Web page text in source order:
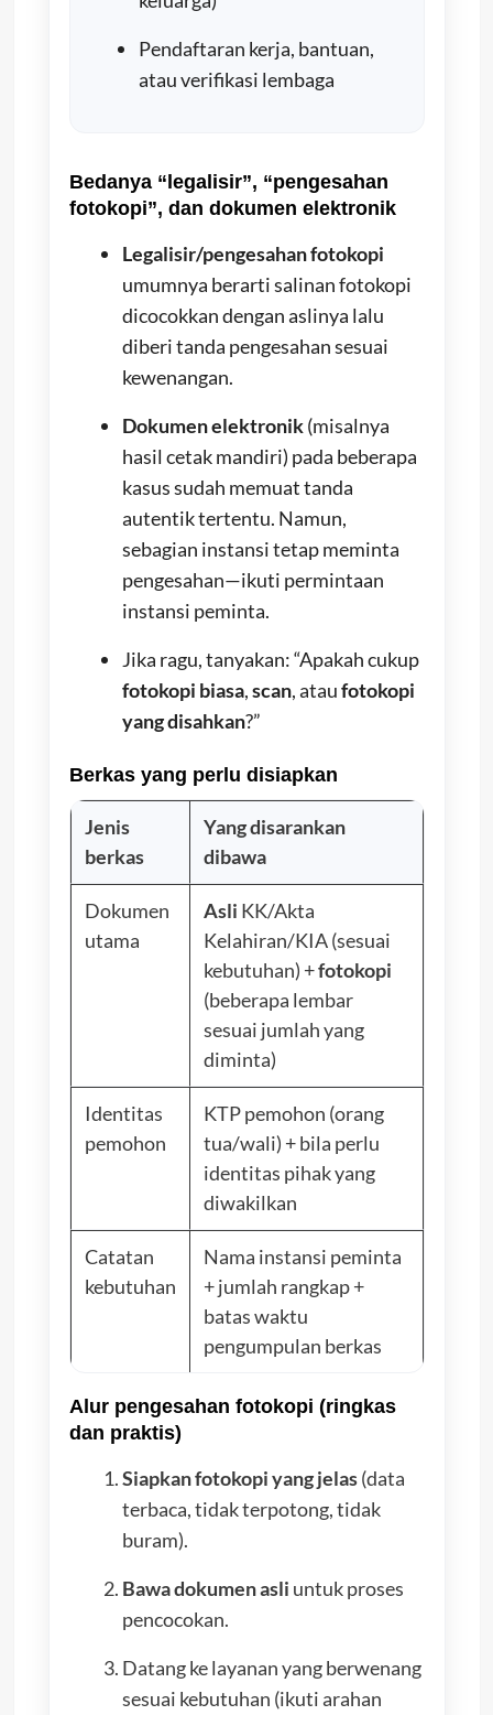
Pendaftaran kerja, bantuan,
atau verifikasi lembaga
Bedanya “legalisir”, “pengesahan
fotokopi”, dan dokumen elektronik
Legalisir/pengesahan fotokopi
umumnya berarti salinan fotokopi
dicocokkan dengan aslinya lalu
diberi tanda pengesahan sesuai
kewenangan.
Dokumen elektronik(misalnya
hasil cetak mandiri) pada beberapa
kasus sudah memuat tanda
autentik tertentu. Namun,
sebagian instansi tetap meminta
pengesahan—ikuti permintaan
instansi peminta.
Jika ragu, tanyakan: “Apakah cukup
fotokopi biasa,scan, ataufotokopi
yang disahkan?”
Berkas yang perlu disiapkan
Jenis
berkas
Yang disarankan
dibawa
Dokumen
utama
Asli KK/Akta
Kelahiran/KIA (sesuai
kebutuhan) +fotokopi
(beberapa lembar
sesuai jumlah yang
diminta)
Identitas
pemohon
KTP pemohon (orang
tua/wali) + bila perlu
identitas pihak yang
diwakilkan
Catatan
kebutuhan
Nama instansi peminta
+ jumlah rangkap +
batas waktu
pengumpulan berkas
Alur pengesahan fotokopi (ringkas
dan praktis)
Siapkan fotokopi yang jelas(data
terbaca, tidak terpotong, tidak
buram).
Bawa dokumen asli untuk proses
pencocokan.
Datang ke layanan yang berwenang
sesuai kebutuhan (ikuti arahan